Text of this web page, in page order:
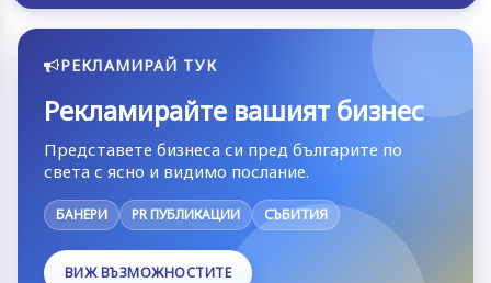
РЕКЛАМИРАЙ ТУК
Рекламирайте вашият бизнес
Представете бизнеса си пред българите по
света с ясно и видимо послание.
БАНЕРИ PR ПУБЛИКАЦИИ СЪБИТИЯ
ВИЖ ВЪЗМОЖНОСТИТЕ